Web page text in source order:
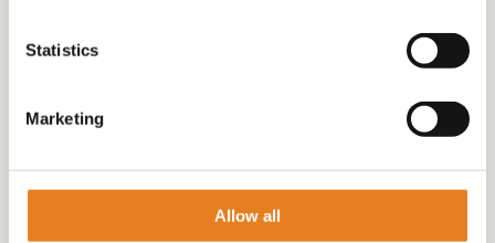
Statistics
Marketing
Allow all